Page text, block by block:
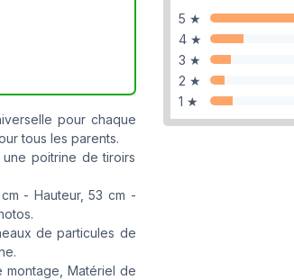
5 ★
4 ★
3 ★
2 ★
1 ★
pour chaque
tous les parents.
poitrine de tiroirs
cm - Hauteur, 53 cm -
de particules de
montage, Matériel de